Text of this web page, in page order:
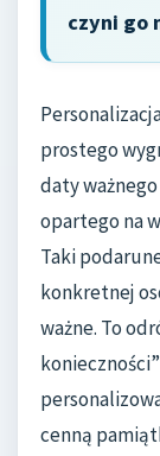
czyni go
prostego
daty
opartego na
Taki
konkretnej
ważne. To
cenną